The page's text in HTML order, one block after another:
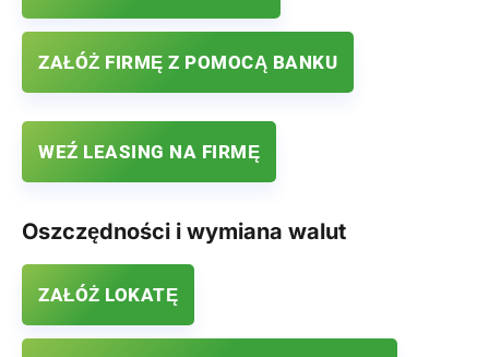
ZAŁÓŻ FIRMĘ Z POMOCĄ BANKU
WEŹ LEASING NA FIRMĘ
Oszczędności i wymiana walut
ZAŁÓŻ LOKATĘ